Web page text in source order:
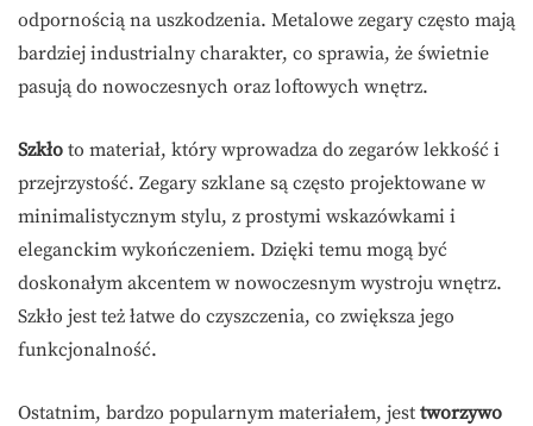
odpornością na uszkodzenia. Metalowe zegary często mają
bardziej industrialny charakter, co sprawia, że świetnie
pasują do nowoczesnych oraz loftowych wnętrz.
Szkło to materiał, który wprowadza do zegarów lekkość i
przejrzystość. Zegary szklane są często projektowane w
minimalistycznym stylu, z prostymi wskazówkami i
eleganckim wykończeniem. Dzięki temu mogą być
doskonałym akcentem w nowoczesnym wystroju wnętrz.
Szkło jest też łatwe do czyszczenia, co zwiększa jego
funkcjonalność.
Ostatnim, bardzo popularnym materiałem, jest tworzywo